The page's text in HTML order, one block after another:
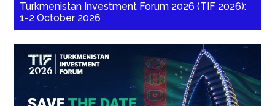
Turkmenistan Investment Forum 2026 (TIF 2026):
1-2 October 2026